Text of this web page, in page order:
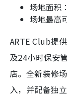
场地面积
场地最高
ARTE Club提
及24小时保安
店。全新装修
入，并配备独